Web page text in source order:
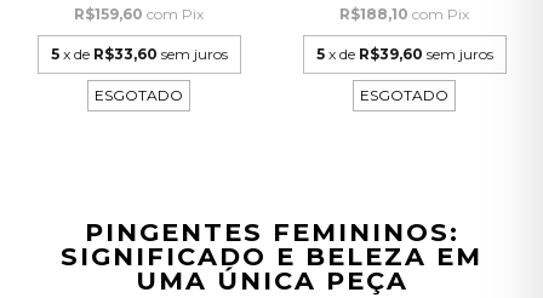
R$159,60 com Pix
5 x de R$33,60 sem juros
ESGOTADO
R$188,10 com Pix
5 x de R$39,60 sem juros
ESGOTADO
PINGENTES FEMININOS:
SIGNIFICADO E BELEZA EM
UMA ÚNICA PEÇA